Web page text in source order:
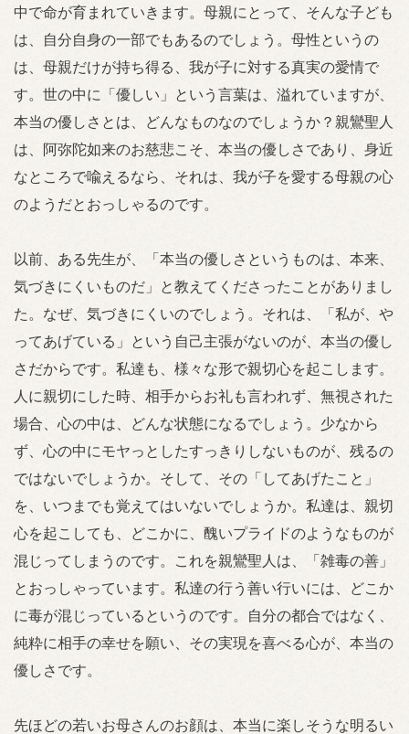
中で命が育まれていきます。母親にとって、そんな子ども
は、自分自身の一部でもあるのでしょう。母性というの
は、母親だけが持ち得る、我が子に対する真実の愛情で
す。世の中に「優しい」という言葉は、溢れていますが、
本当の優しさとは、どんなものなのでしょうか？親鸞聖人
は、阿弥陀如来のお慈悲こそ、本当の優しさであり、身近
なところで喩えるなら、それは、我が子を愛する母親の心
のようだとおっしゃるのです。
以前、ある先生が、「本当の優しさというものは、本来、
気づきにくいものだ」と教えてくださったことがありまし
た。なぜ、気づきにくいのでしょう。それは、「私が、や
ってあげている」という自己主張がないのが、本当の優し
さだからです。私達も、様々な形で親切心を起こします。
人に親切にした時、相手からお礼も言われず、無視された
場合、心の中は、どんな状態になるでしょう。少なから
ず、心の中にモヤっとしたすっきりしないものが、残るの
ではないでしょうか。そして、その「してあげたこと」
を、いつまでも覚えてはいないでしょうか。私達は、親切
心を起こしても、どこかに、醜いプライドのようなものが
混じってしまうのです。これを親鸞聖人は、「雑毒の善」
とおっしゃっています。私達の行う善い行いには、どこか
に毒が混じっているというのです。自分の都合ではなく、
純粋に相手の幸せを願い、その実現を喜べる心が、本当の
優しさです。
先ほどの若いお母さんのお顔は、本当に楽しそうな明るい